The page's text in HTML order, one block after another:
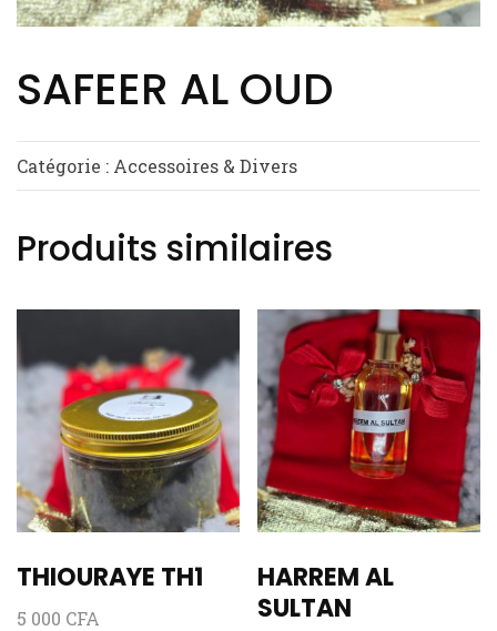
SAFEER AL OUD
Catégorie : Accessoires & Divers
Produits similaires
THIOURAYE TH1
5 000 CFA
HARREM AL
SULTAN